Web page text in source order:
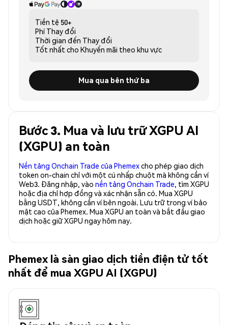
Tiền tệ 50+
Phí Thay đổi
Thời gian đến Thay đổi
Tốt nhất cho Khuyến mãi theo khu vực
Mua qua bên thứ ba
Bước 3. Mua và lưu trữ XGPU AI
(XGPU) an toàn
Nền tảng Onchain Trade của Phemexcho phép giao dịch
token on-chain chỉ với một cú nhấp chuột mà không cần ví
Web3. Đăng nhập, vào nền tảng Onchain Trade, tìm XGPU
hoặc địa chỉ hợp đồng và xác nhận sẵn có. Mua XGPU
bằng USDT, không cần ví bên ngoài. Lưu trữ trong ví bảo
mật cao của Phemex. Mua XGPU an toàn và bắt đầu giao
dịch hoặc giữ XGPU ngay hôm nay.
Phemex là sàn giao dịch tiền điện tử tốt
nhất để mua XGPU AI (XGPU)